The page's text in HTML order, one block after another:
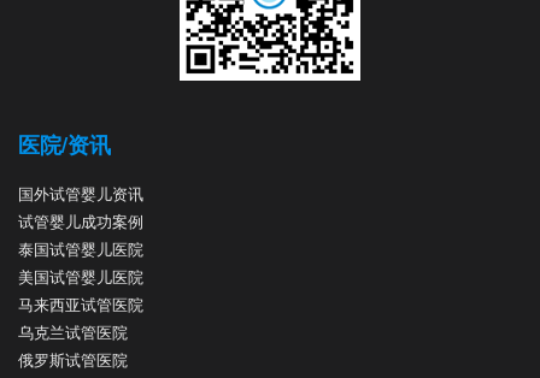
医院/资讯
国外试管婴儿资讯
试管婴儿成功案例
泰国试管婴儿医院
美国试管婴儿医院
马来西亚试管医院
乌克兰试管医院
俄罗斯试管医院